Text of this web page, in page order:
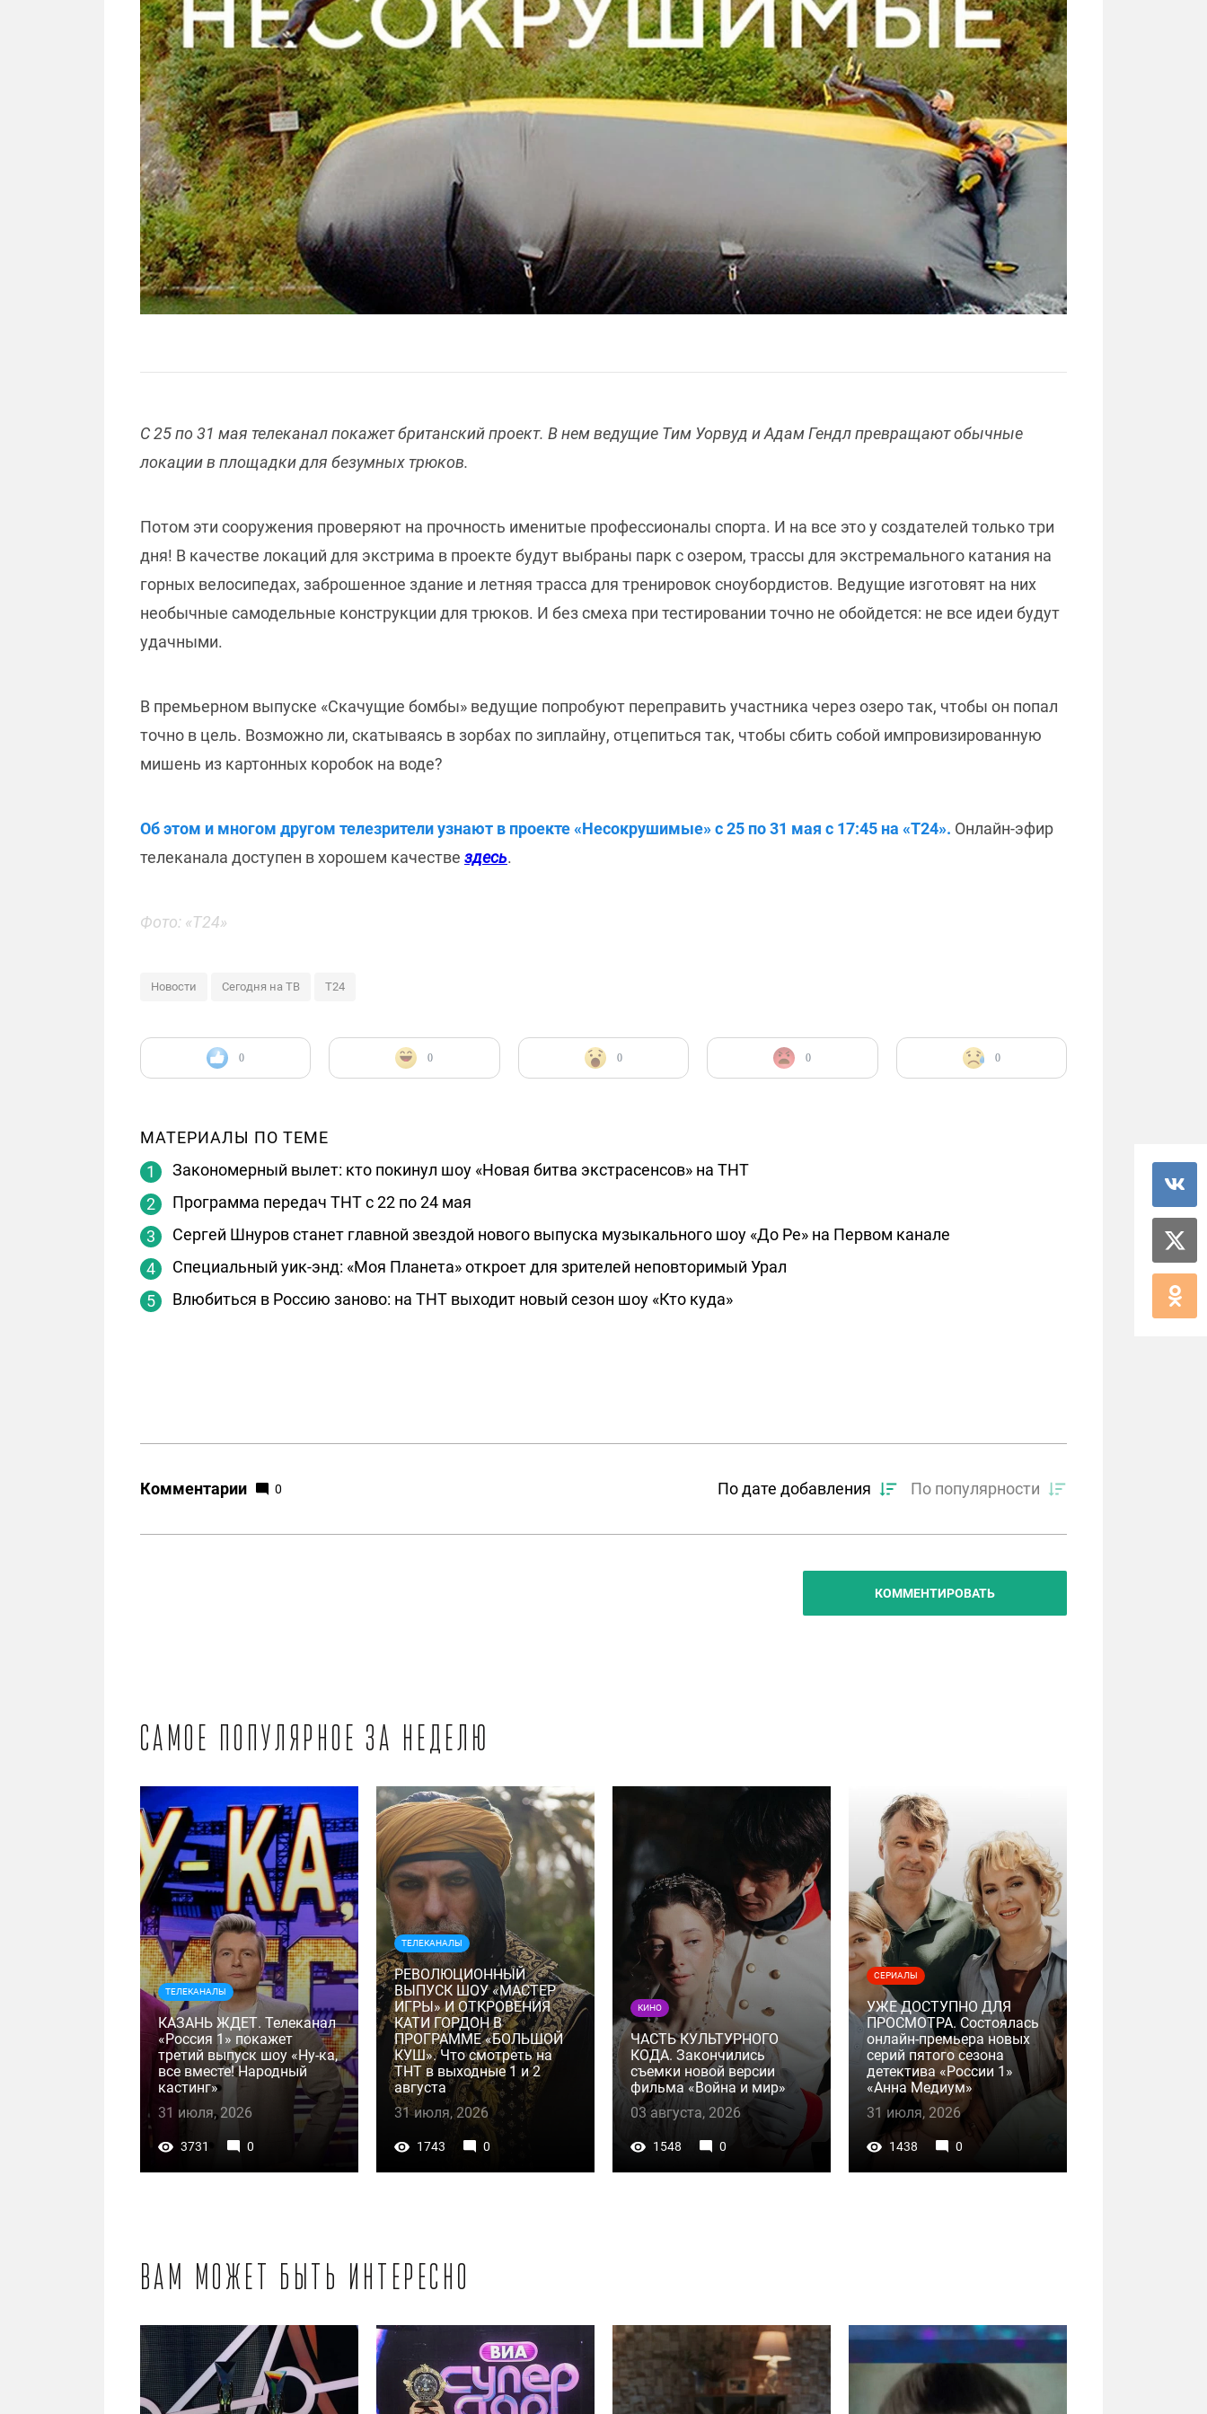
С 25 по 31 мая телеканал покажет британский проект. В нем ведущие Тим Уорвуд и Адам Гендл превращают обычные
локации в площадки для безумных трюков.
Потом эти сооружения проверяют на прочность именитые профессионалы спорта. И на все это у создателей только три
дня! В качестве локаций для экстрима в проекте будут выбраны парк с озером, трассы для экстремального катания на
горных велосипедах, заброшенное здание и летняя трасса для тренировок сноубордистов. Ведущие изготовят на них
необычные самодельные конструкции для трюков. И без смеха при тестировании точно не обойдется: не все идеи будут
удачными.
В премьерном выпуске «Скачущие бомбы» ведущие попробуют переправить участника через озеро так, чтобы он попал
точно в цель. Возможно ли, скатываясь в зорбах по зиплайну, отцепиться так, чтобы сбить собой импровизированную
мишень из картонных коробок на воде?
Об этом и многом другом телезрители узнают в проекте «Несокрушимые» с 25 по 31 мая с 17:45 на «Т24». Онлайн-эфир
телеканала доступен в хорошем качестве здесь.
Фото: «Т24»
Новости Сегодня на ТВ Т24
0 0 0 0 0
МАТЕРИАЛЫ ПО ТЕМЕ
Закономерный вылет: кто покинул шоу «Новая битва экстрасенсов» на ТНТ
Программа передач ТНТ с 22 по 24 мая
Сергей Шнуров станет главной звездой нового выпуска музыкального шоу «До Ре» на Первом канале
Специальный уик-энд: «Моя Планета» откроет для зрителей неповторимый Урал
Влюбиться в Россию заново: на ТНТ выходит новый сезон шоу «Кто куда»
Комментарии 0 По дате добавления По популярности
КОММЕНТИРОВАТЬ
Самое популярное за неделю
ТЕЛЕКАНАЛЫ
КАЗАНЬ ЖДЕТ. Телеканал
«Россия 1» покажет
третий выпуск шоу «Ну-ка,
все вместе! Народный
кастинг»
31 июля, 2026
3731 0
ТЕЛЕКАНАЛЫ
РЕВОЛЮЦИОННЫЙ
ВЫПУСК ШОУ «МАСТЕР
ИГРЫ» И ОТКРОВЕНИЯ
КАТИ ГОРДОН В
ПРОГРАММЕ «БОЛЬШОЙ
КУШ». Что смотреть на
ТНТ в выходные 1 и 2
августа
31 июля, 2026
1743 0
КИНО
ЧАСТЬ КУЛЬТУРНОГО
КОДА. Закончились
съемки новой версии
фильма «Война и мир»
03 августа, 2026
1548 0
СЕРИАЛЫ
УЖЕ ДОСТУПНО ДЛЯ
ПРОСМОТРА. Состоялась
онлайн-премьера новых
серий пятого сезона
детектива «России 1»
«Анна Медиум»
31 июля, 2026
1438 0
Вам может быть интересно